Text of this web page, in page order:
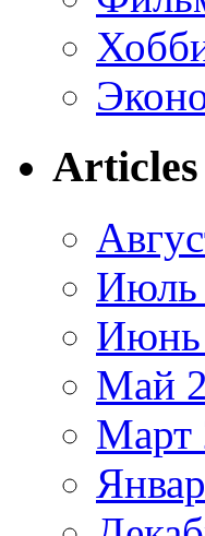
Articles
Июль
Июнь
Май
Март